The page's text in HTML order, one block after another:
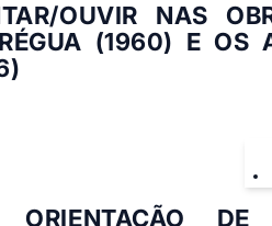
OUVIR NAS
(1960) E OS
ORIENTAÇÃO